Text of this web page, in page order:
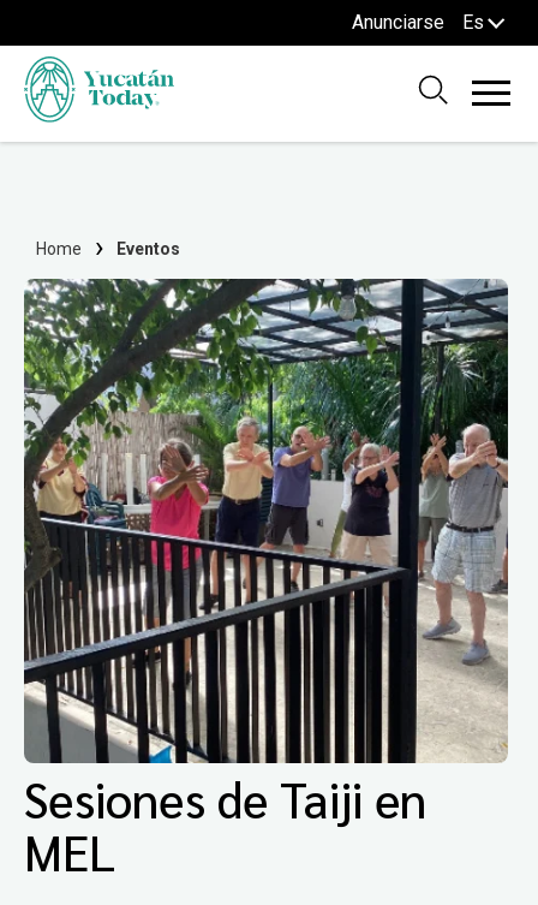
Anunciarse Es
Home Eventos
Sesiones de Taiji en
MEL